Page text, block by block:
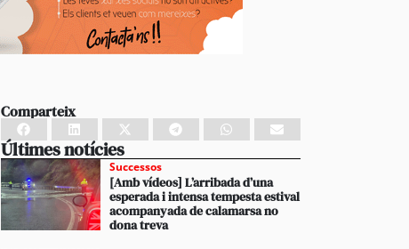
Comparteix
Últimes notícies
Successos
[Amb vídeos] L’arribada d’una
esperada i intensa tempesta estival
acompanyada de calamarsa no
dona treva